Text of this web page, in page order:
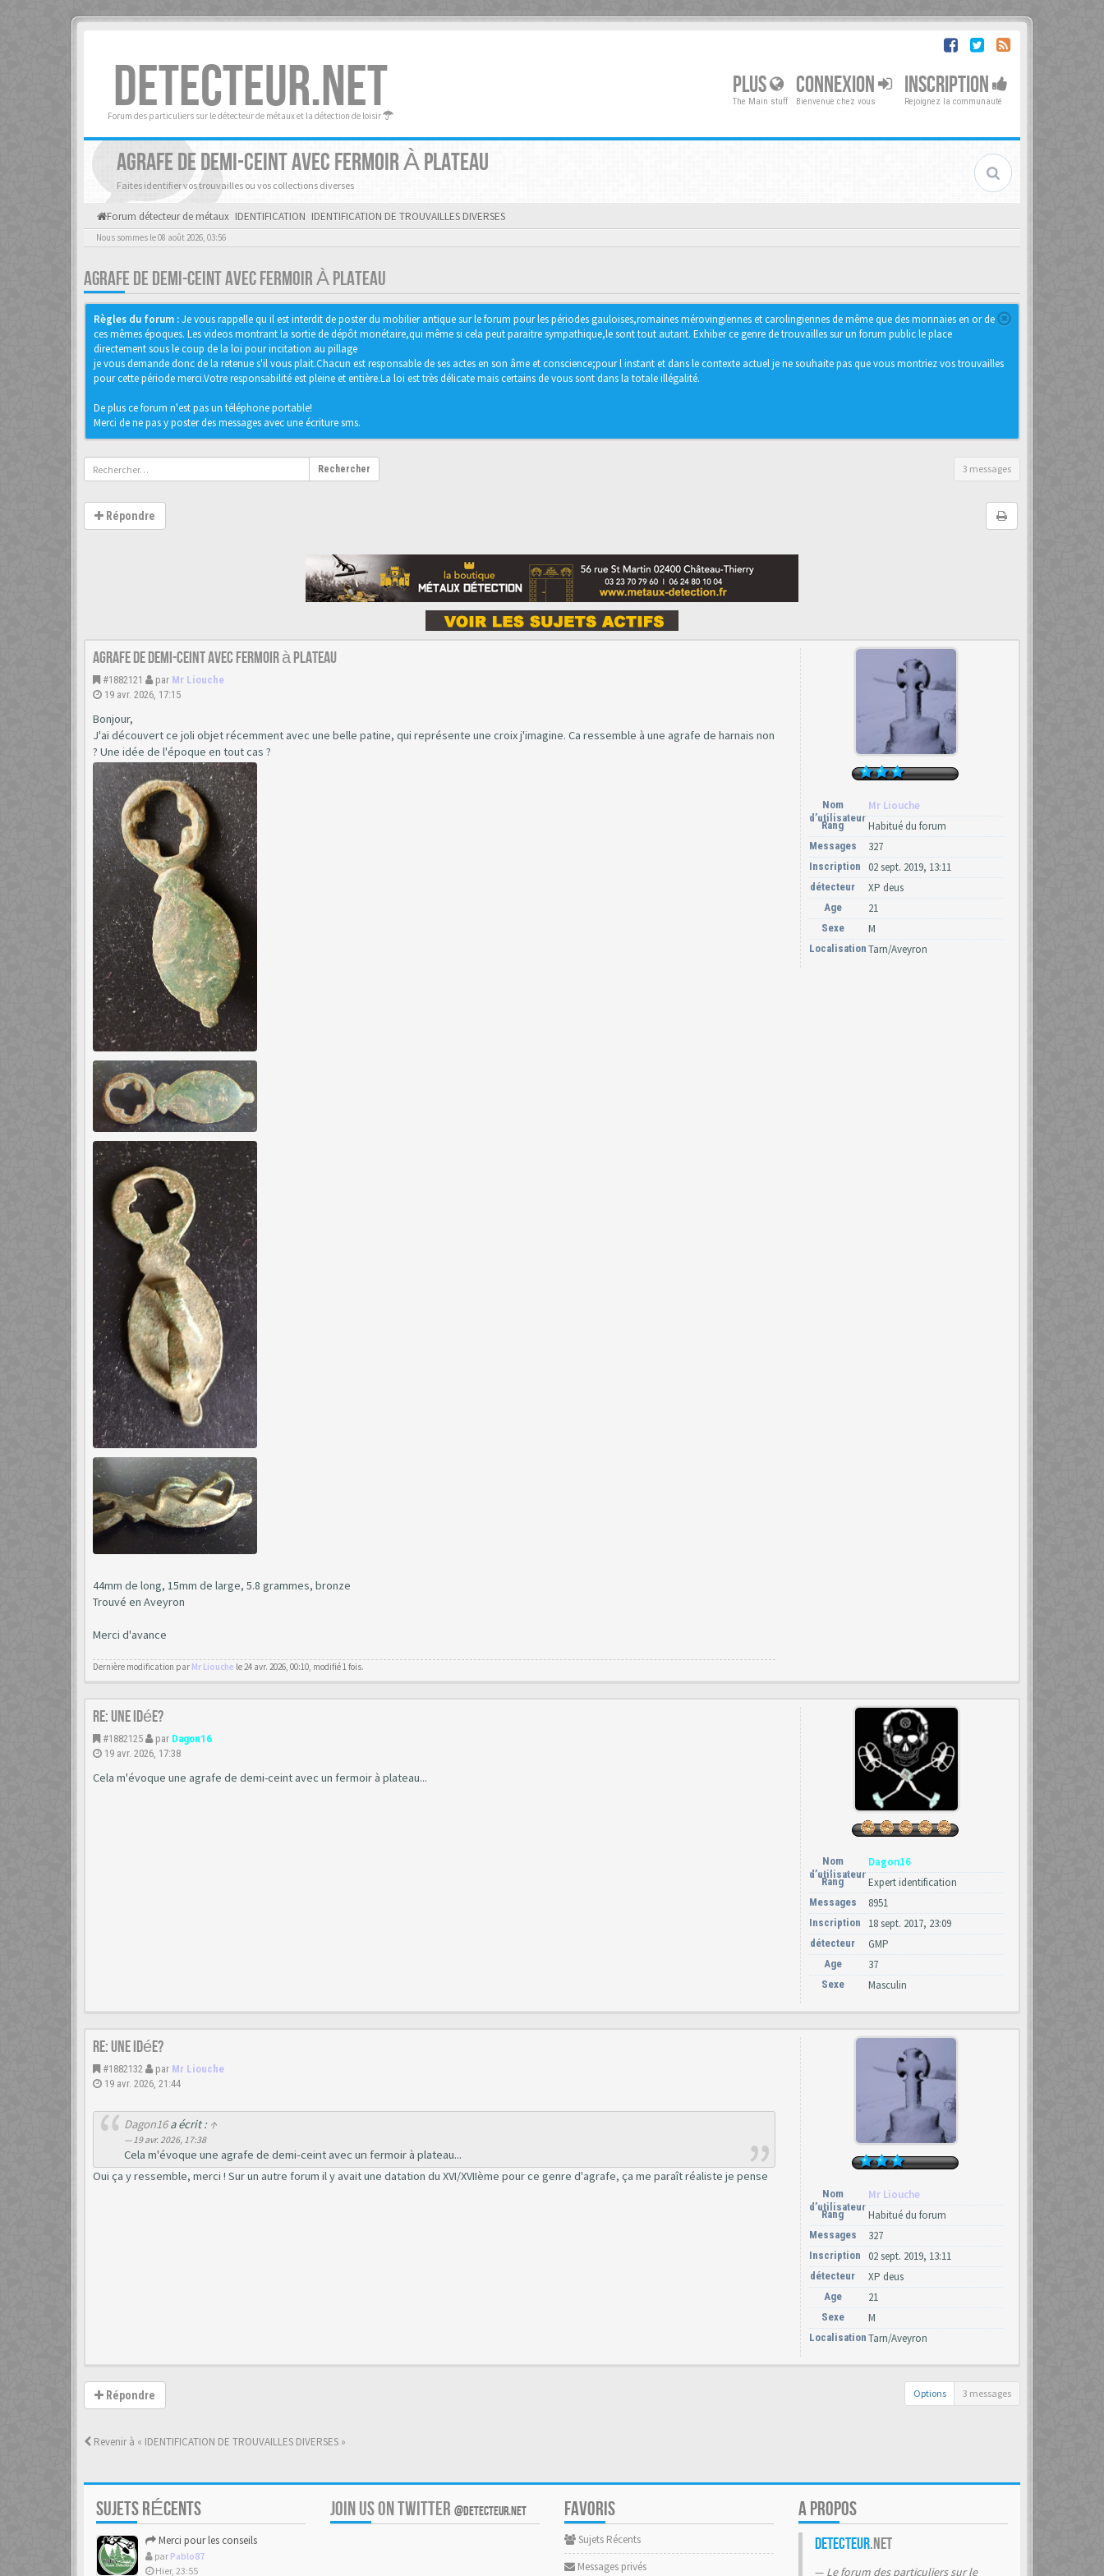
DETECTEUR.NET
Forum des particuliers sur le détecteur de métaux et la détection de loisir
PLUS
The Main stuff
CONNEXION
Bienvenue chez vous
INSCRIPTION
Rejoignez la communauté
AGRAFE DE DEMI-CEINT AVEC FERMOIR À PLATEAU
Faites identifier vos trouvailles ou vos collections diverses
Forum détecteur de métaux IDENTIFICATION IDENTIFICATION DE TROUVAILLES DIVERSES
Nous sommes le 08 août 2026, 03:56
AGRAFE DE DEMI-CEINT AVEC FERMOIR À PLATEAU
Règles du forum :Je vous rappelle qu il est interdit de poster du mobilier antique sur le forum pour les périodes gauloises,romaines mérovingiennes et carolingiennes de même que des monnaies en or de
ces mêmes époques. Les videos montrant la sortie de dépôt monétaire,qui même si cela peut paraitre sympathique,le sont tout autant. Exhiber ce genre de trouvailles sur un forum public le place
directement sous le coup de la loi pour incitation au pillage
je vous demande donc de la retenue s'il vous plait.Chacun est responsable de ses actes en son âme et conscience;pour l instant et dans le contexte actuel je ne souhaite pas que vous montriez vos trouvailles
pour cette période merci.Votre responsabilité est pleine et entière.La loi est très délicate mais certains de vous sont dans la totale illégalité.
De plus ce forum n'est pas un téléphone portable!
Merci de ne pas y poster des messages avec une écriture sms.
Rechercher 3 messages
Répondre
Agrafe de demi-ceint avec fermoir à plateau
#1882121 par Mr Liouche
19 avr. 2026, 17:15
Bonjour,
J'ai découvert ce joli objet récemment avec une belle patine, qui représente une croix j'imagine. Ca ressemble à une agrafe de harnais non
? Une idée de l'époque en tout cas ?
44mm de long, 15mm de large, 5.8 grammes, bronze
Trouvé en Aveyron
Merci d'avance
Dernière modification par Mr Liouche le 24 avr. 2026, 00:10, modifié 1 fois.
Nom
d’utilisateur
Mr Liouche
Rang Habitué du forum
Messages 327
Inscription 02 sept. 2019, 13:11
détecteur XP deus
Age 21
Sexe M
Localisation Tarn/Aveyron
Re: Une idée?
#1882125 par Dagon16
19 avr. 2026, 17:38
Cela m'évoque une agrafe de demi-ceint avec un fermoir à plateau...
Nom
d’utilisateur
Dagon16
Rang Expert identification
Messages 8951
Inscription 18 sept. 2017, 23:09
détecteur GMP
Age 37
Sexe Masculin
Re: Une idée?
#1882132 par Mr Liouche
19 avr. 2026, 21:44
Dagon16a écrit : ↑
19 avr. 2026, 17:38
Cela m'évoque une agrafe de demi-ceint avec un fermoir à plateau...
Oui ça y ressemble, merci ! Sur un autre forum il y avait une datation du XVI/XVIIème pour ce genre d'agrafe, ça me paraît réaliste je pense
Nom
d’utilisateur
Mr Liouche
Rang Habitué du forum
Messages 327
Inscription 02 sept. 2019, 13:11
détecteur XP deus
Age 21
Sexe M
Localisation Tarn/Aveyron
Répondre Options 3 messages
Revenir à « IDENTIFICATION DE TROUVAILLES DIVERSES »
SUJETS RÉCENTS
Merci pour les conseils
par Pablo87
Hier, 23:55
JOIN US ON TWITTER @DETECTEUR.NET FAVORIS
Sujets Récents
Messages privés
A PROPOS
Detecteur.net
Le forum des particuliers sur le